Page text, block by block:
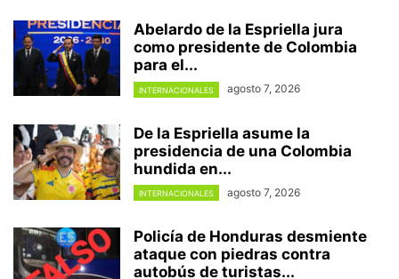
Abelardo de la Espriella jura
como presidente de Colombia
para el...
INTERNACIONALES agosto 7, 2026
De la Espriella asume la
presidencia de una Colombia
hundida en...
INTERNACIONALES agosto 7, 2026
Policía de Honduras desmiente
ataque con piedras contra
autobús de turistas...